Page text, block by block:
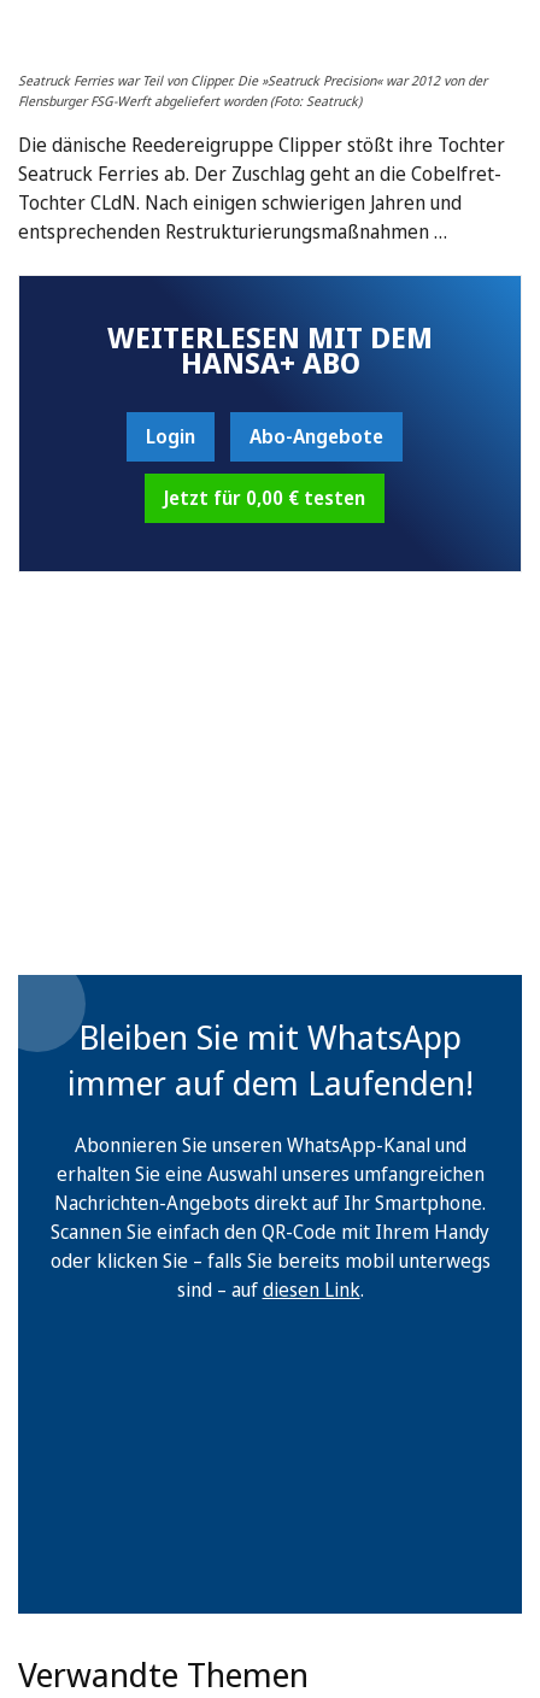
Seatruck Ferries war Teil von Clipper. Die »Seatruck Precision« war 2012 von der
Flensburger FSG-Werft abgeliefert worden (Foto: Seatruck)
Die dänische Reedereigruppe Clipper stößt ihre Tochter
Seatruck Ferries ab. Der Zuschlag geht an die Cobelfret-
Tochter CLdN. Nach einigen schwierigen Jahren und
entsprechenden Restrukturierungsmaßnahmen …
WEITERLESEN MIT DEM
HANSA+ ABO
Login Abo-Angebote
Jetzt für 0,00 € testen
Bleiben Sie mit WhatsApp
immer auf dem Laufenden!
Abonnieren Sie unseren WhatsApp-Kanal und
erhalten Sie eine Auswahl unseres umfangreichen
Nachrichten-Angebots direkt auf Ihr Smartphone.
Scannen Sie einfach den QR-Code mit Ihrem Handy
oder klicken Sie – falls Sie bereits mobil unterwegs
sind – aufdiesen Link.
Verwandte Themen